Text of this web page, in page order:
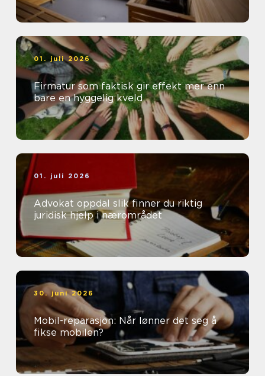
01. juli 2026
Firmatur som faktisk gir effekt mer enn
bare en hyggelig kveld
01. juli 2026
Advokat oppdal slik finner du riktig
juridisk hjelp i nærområdet
30. juni 2026
Mobil-reparasjon: Når lønner det seg å
fikse mobilen?